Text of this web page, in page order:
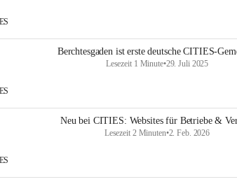
Berchtesgaden ist erste deutsche CITIES-
Lesezeit 1 Minute•29. Juli 2025
Neu bei CITIES: Websites für Betriebe &
Lesezeit 2 Minuten•2. Feb. 2026